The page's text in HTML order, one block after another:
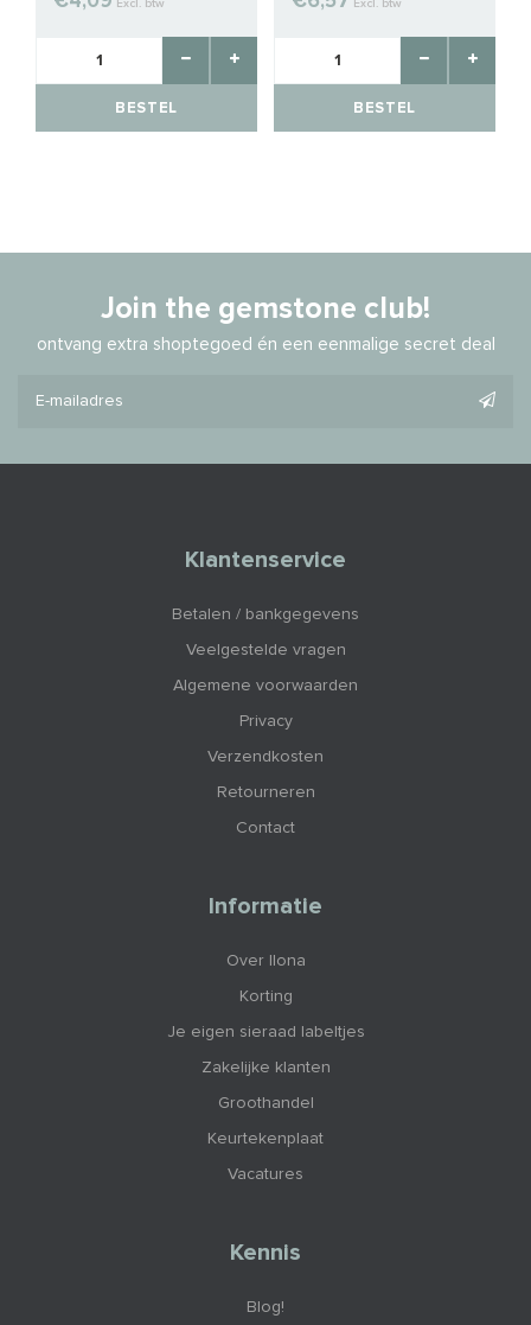
Excl. btw
BESTEL
Excl. btw
BESTEL
Join the gemstone club!
ontvang extra shoptegoed én een eenmalige secret deal
Klantenservice
Betalen / bankgegevens
Veelgestelde vragen
Algemene voorwaarden
Privacy
Verzendkosten
Retourneren
Contact
Informatie
Over Ilona
Korting
Je eigen sieraad labeltjes
Zakelijke klanten
Groothandel
Keurtekenplaat
Vacatures
Kennis
Blog!